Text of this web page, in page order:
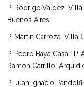
P. Rodrigo Valdez.
Buenos Aires.
P. Martín Carroza. Villa
P. Pedro Baya Casal,
Ramón Carrillo.
P. Juan Ignacio